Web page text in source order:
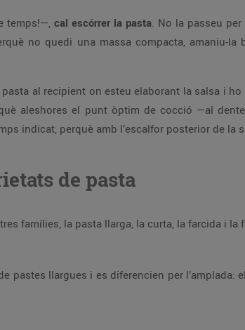
temps!—, cal escórrer la pasta. No la passeu
no quedi una massa compacta, amaniu-
al recipient on esteu elaborant la salsa i
aleshores el punt òptim de cocció —al
indicat, perquè amb l’escalfor posterior de la
de pasta
famílies, la pasta llarga, la curta, la farcida i la
llargues i es diferencien per l’amplada: